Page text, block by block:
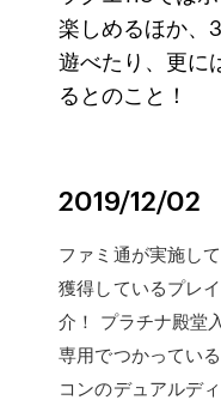
楽しめるほか、
遊べたり、更に
るとのこと！
2019/12/02
ファミ通が実施し
獲得しているプレ
介！ プラチナ殿堂
専用でつかってい
コンのデュアルデ